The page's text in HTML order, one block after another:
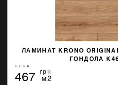
ЛАМИНАТ KRONO
ГОНДОЛА
ЦЕНА
467 грн
м2